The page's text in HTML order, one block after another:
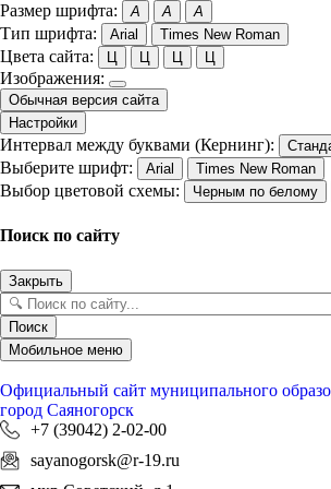
Размер шрифта: A A A
Тип шрифта: Arial Times New Roman
Цвета сайта: Ц Ц Ц Ц
Изображения:
Обычная версия сайта
Настройки
Интервал между буквами (Кернинг):
Выберите шрифт: Arial Times New Roman
Выбор цветовой схемы: Черным по белому
Поиск по сайту
Закрыть
Поиск
Мобильное меню
Официальный сайт муниципального
город Саяногорск
+7 (39042) 2-02-00
sayanogorsk@r-19.ru